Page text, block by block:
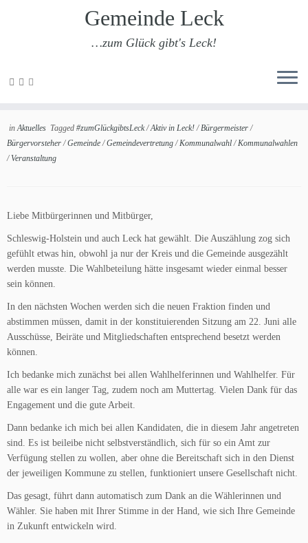
Zum
Gemeinde Leck
…zum Glück gibt's Leck!
inAktuelles Tagged #zumGlückgibtsLeck/Aktiv in Leck!/Bürgermeister/
Bürgervorsteher/Gemeinde/Gemeindevertretung/Kommunalwahl/Kommunalwahlen
/Veranstaltung
Liebe Mitbürgerinnen und Mitbürger,
Schleswig-Holstein und auch Leck hat gewählt. Die Auszählung zog sich
gefühlt etwas hin, obwohl ja nur der Kreis und die Gemeinde ausgezählt
werden musste. Die Wahlbeteilung hätte insgesamt wieder einmal besser
sein können.
In den nächsten Wochen werden sich die neuen Fraktion finden und
abstimmen müssen, damit in der konstituierenden Sitzung am 22. Juni alle
Ausschüsse, Beiräte und Mitgliedschaften entsprechend besetzt werden
können.
Ich bedanke mich zunächst bei allen Wahlhelferinnen und Wahlhelfer. Für
alle war es ein langer Tag, zudem noch am Muttertag. Vielen Dank für das
Engagement und die gute Arbeit.
Dann bedanke ich mich bei allen Kandidaten, die in diesem Jahr angetreten
sind. Es ist beileibe nicht selbstverständlich, sich für so ein Amt zur
Verfügung stellen zu wollen, aber ohne die Bereitschaft sich in den Dienst
der jeweiligen Kommune zu stellen, funktioniert unsere Gesellschaft nicht.
Das gesagt, führt dann automatisch zum Dank an die Wählerinnen und
Wähler. Sie haben mit Ihrer Stimme in der Hand, wie sich Ihre Gemeinde
in Zukunft entwickeln wird.